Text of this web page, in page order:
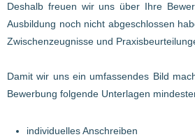
Deshalb freuen wir uns über Ihre
Ausbildung noch nicht abgeschlossen
Zwischenzeugnisse und
Damit wir uns ein umfassendes Bild
Bewerbung folgende Unterlagen
individuelles Anschreiben